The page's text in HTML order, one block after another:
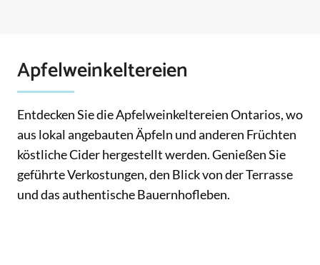
Apfelweinkeltereien
Entdecken Sie die Apfelweinkeltereien Ontarios, wo
aus lokal angebauten Äpfeln und anderen Früchten
köstliche Cider hergestellt werden. Genießen Sie
geführte Verkostungen, den Blick von der Terrasse
und das authentische Bauernhofleben.